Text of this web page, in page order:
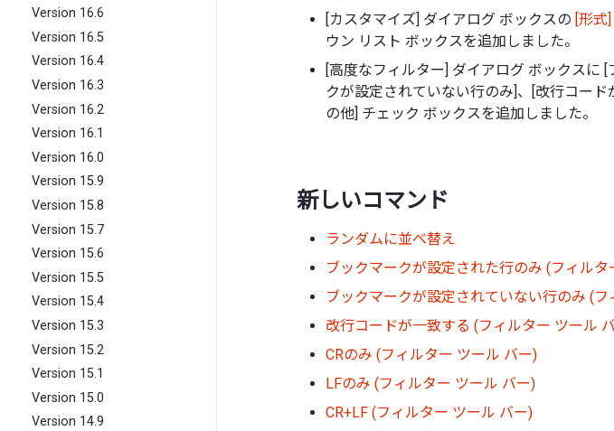
Version 16.6
Version 16.5
Version 16.4
Version 16.3
Version 16.2
Version 16.1
Version 16.0
Version 15.9
Version 15.8
Version 15.7
Version 15.6
Version 15.5
Version 15.4
Version 15.3
Version 15.2
Version 15.1
Version 15.0
Version 14.9
[カスタマイズ] ダイアログ ボックスの [形式
ウン リスト ボックスを追加しました。
[高度なフィルター] ダイアログ ボックスに
クが設定されていない行のみ]、[改行コード
の他] チェック ボックスを追加しました。
新しいコマンド
ランダムに並べ替え
ブックマークが設定された行のみ (フィルタ
ブックマークが設定されていない行のみ (
改行コードが一致する (フィルター ツール
CRのみ (フィルター ツール バー)
LFのみ (フィルター ツール バー)
CR+LF (フィルター ツール バー)